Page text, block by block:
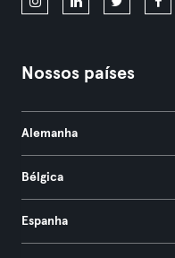
Nossos países
Alemanha
Bélgica
Espanha